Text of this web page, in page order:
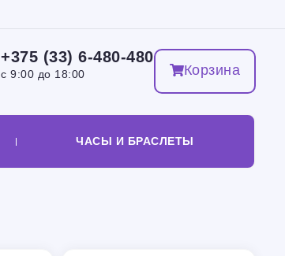
+375 (33) 6-480-480
с 9:00 до 18:00 Корзина
ЧАСЫ И БРАСЛЕТЫ